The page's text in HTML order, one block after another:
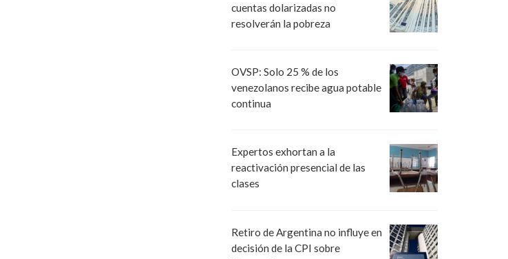
cuentas dolarizadas no
resolverán la pobreza
OVSP: Solo 25 % de los
venezolanos recibe agua potable
continua
Expertos exhortan a la
reactivación presencial de las
clases
Retiro de Argentina no influye en
decisión de la CPI sobre